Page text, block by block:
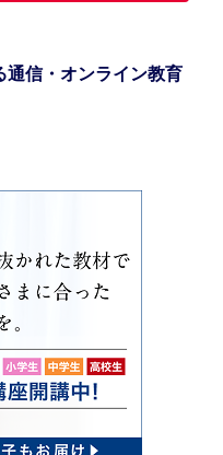
通信・オンライン教育